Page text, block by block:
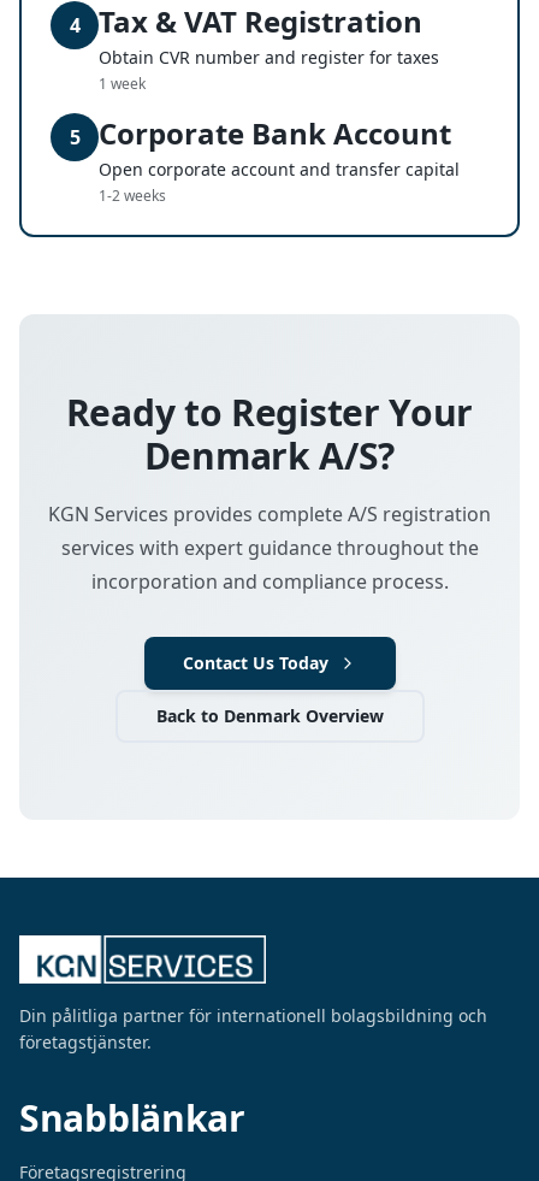
4 Tax & VAT Registration
Obtain CVR number and register for taxes
1 week
5 Corporate Bank Account
Open corporate account and transfer capital
1-2 weeks
Ready to Register Your
Denmark A/S?
KGN Services provides complete A/S registration
services with expert guidance throughout the
incorporation and compliance process.
Contact Us Today
Back to Denmark Overview
Din pålitliga partner för internationell bolagsbildning och
företagstjänster.
Snabblänkar
Företagsregistrering